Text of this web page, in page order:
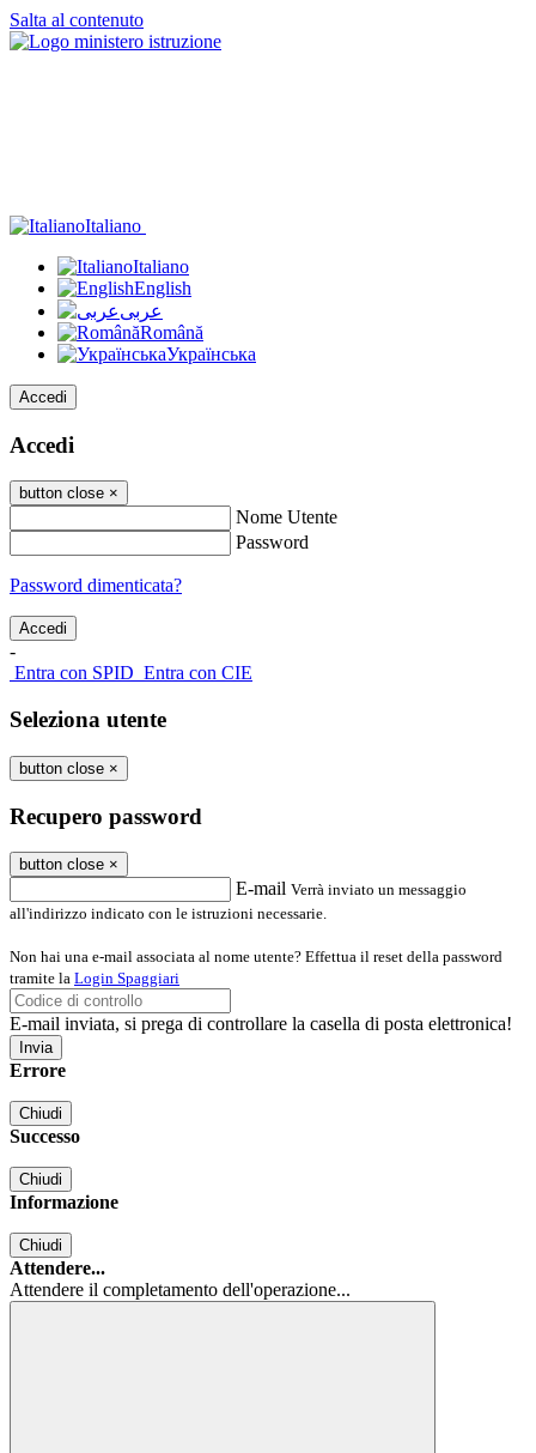
Salta al contenuto
Italiano
Italiano
English
عربى
Română
Українська
Accedi
Accedi
button close ×
Nome Utente
Password
Password dimenticata?
-
Entra con SPID Entra con CIE
Seleziona utente
button close ×
Recupero password
button close ×
E-mail Verrà inviato un messaggio
all'indirizzo indicato con le istruzioni necessarie.
Non hai una e-mail associata al nome utente? Effettua il reset della password
tramite la Login Spaggiari
E-mail inviata, si prega di controllare la casella di posta elettronica!
Errore
Chiudi
Successo
Chiudi
Informazione
Chiudi
Attendere...
Attendere il completamento dell'operazione...